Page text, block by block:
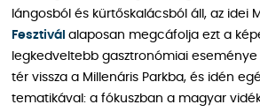
lángosból és kürtőskalácsból áll, az idei
Fesztivál alaposan megcáfolja ezt a
legkedveltebb gasztronómiai eseménye
tér vissza a Millenáris Parkba, és idén
tematikával: a fókuszban a magyar